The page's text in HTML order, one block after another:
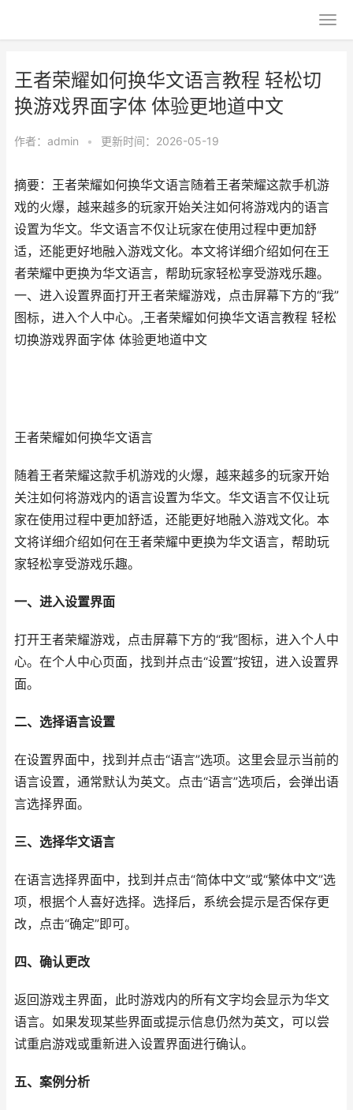
王者荣耀如何换华文语言教程 轻松切
换游戏界面字体 体验更地道中文
作者： admin • 更新时间：2026-05-19
摘要：王者荣耀如何换华文语言随着王者荣耀这款手机游
戏的火爆，越来越多的玩家开始关注如何将游戏内的语言
设置为华文。华文语言不仅让玩家在使用过程中更加舒
适，还能更好地融入游戏文化。本文将详细介绍如何在王
者荣耀中更换为华文语言，帮助玩家轻松享受游戏乐趣。
一、进入设置界面打开王者荣耀游戏，点击屏幕下方的“我”
图标，进入个人中心。,王者荣耀如何换华文语言教程 轻松
切换游戏界面字体 体验更地道中文
王者荣耀如何换华文语言
随着王者荣耀这款手机游戏的火爆，越来越多的玩家开始
关注如何将游戏内的语言设置为华文。华文语言不仅让玩
家在使用过程中更加舒适，还能更好地融入游戏文化。本
文将详细介绍如何在王者荣耀中更换为华文语言，帮助玩
家轻松享受游戏乐趣。
一、进入设置界面
打开王者荣耀游戏，点击屏幕下方的“我”图标，进入个人中
心。在个人中心页面，找到并点击“设置”按钮，进入设置界
面。
二、选择语言设置
在设置界面中，找到并点击“语言”选项。这里会显示当前的
语言设置，通常默认为英文。点击“语言”选项后，会弹出语
言选择界面。
三、选择华文语言
在语言选择界面中，找到并点击“简体中文”或“繁体中文”选
项，根据个人喜好选择。选择后，系统会提示是否保存更
改，点击“确定”即可。
四、确认更改
返回游戏主界面，此时游戏内的所有文字均会显示为华文
语言。如果发现某些界面或提示信息仍然为英文，可以尝
试重启游戏或重新进入设置界面进行确认。
五、案例分析